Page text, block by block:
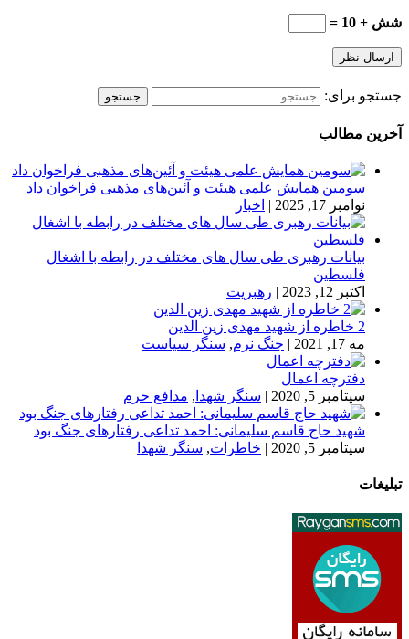
شش + 10 =
جستجو برای:
آخرین مطالب
سومین همایش علمی هیئت و آئین‌های مذهبی فراخوان داد
نوامبر 17, 2025
| اخبار
بیانات رهبری طی سال های مختلف در رابطه با اشغال
فلسطین
اکتبر 12, 2023
| رهبریت
2 خاطره از شهید مهدی زین الدین
مه 17, 2021
| جنگ نرم, سنگر سیاست
دفترچه اعمال
سپتامبر 5, 2020
| سنگر شهدا , مدافع حرم
شهید حاج قاسم سلیمانی: احمد تداعی رفتارهای جنگ بود
سپتامبر 5, 2020
| خاطرات, سنگر شهدا
تبلیغات